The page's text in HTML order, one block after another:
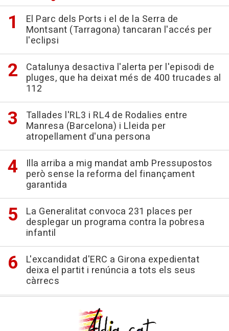
El Parc dels Ports i el de la Serra de
Montsant (Tarragona) tancaran l'accés per
l'eclipsi
Catalunya desactiva l'alerta per l'episodi de
pluges, que ha deixat més de 400 trucades al
112
Tallades l'RL3 i RL4 de Rodalies entre
Manresa (Barcelona) i Lleida per
atropellament d'una persona
Illa arriba a mig mandat amb Pressupostos
però sense la reforma del finançament
garantida
La Generalitat convoca 231 places per
desplegar un programa contra la pobresa
infantil
L'excandidat d'ERC a Girona expedientat
deixa el partit i renúncia a tots els seus
càrrecs